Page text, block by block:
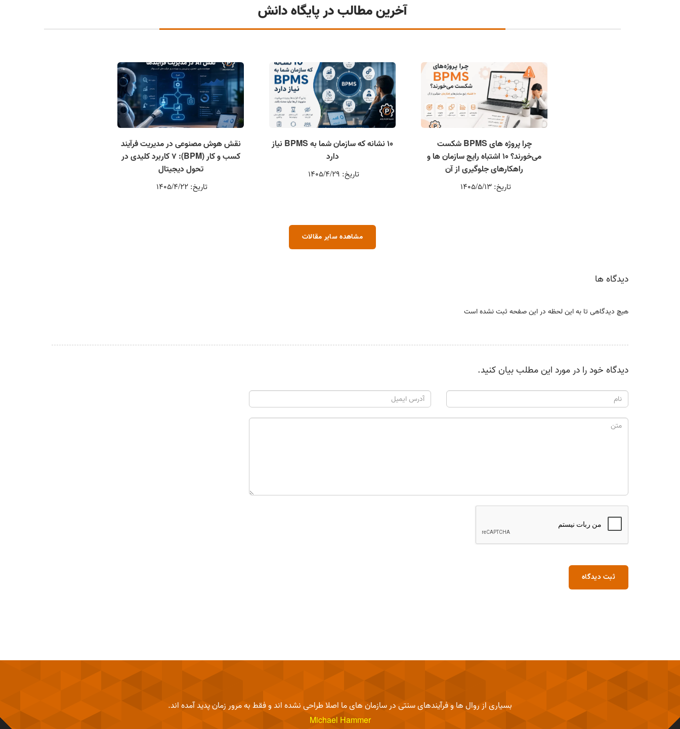
آخرین مطالب در پایگاه دانش
چرا پروژه های BPMS شکست
می‌خورند؟ ۱۰ اشتباه رایج سازمان ها و
راهکارهای جلوگیری از آن
تاریخ: 1405/5/13
۱۰ نشانه که سازمان شما به BPMS نیاز
دارد
تاریخ: 1405/4/29
نقش هوش مصنوعی در مدیریت فرآیند
کسب و کار (BPM): 7 کاربرد کلیدی در
تحول دیجیتال
تاریخ: 1405/4/22
مشاهده سایر مقالات
دیدگاه ها
هیچ دیدگاهی تا به این لحظه در این صفحه ثبت نشده است
دیدگاه خود را در مورد این مطلب بیان کنید.
ثبت دیدگاه
برای موفقیت در مهندسی مجدد فرآیندها، شما در سازمان خود باید یک مروج، یک شخص با انگیزه و یک ساختار شکن باشید.
Michael Hammer
بسیاری از روال ها و فرآیندهای سنتی در سازمان های ما اصلا طراحی نشده اند و فقط به مرور زمان پدید آمده اند.
Michael Hammer